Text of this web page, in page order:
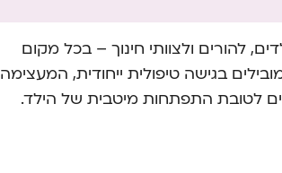
להורים ולצוותי חינוך – בכל מקום
בגישה טיפולית ייחודית, המעצימה
לטובת התפתחות מיטבית של הילד.